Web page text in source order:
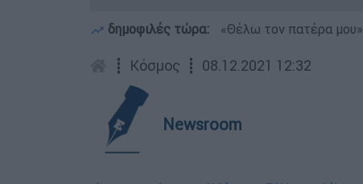
δημοφιλές τώρα: «Θέλω τον πατέρα
┋ Κόσμος ┋ 08.12.2021 12:32
Newsroom